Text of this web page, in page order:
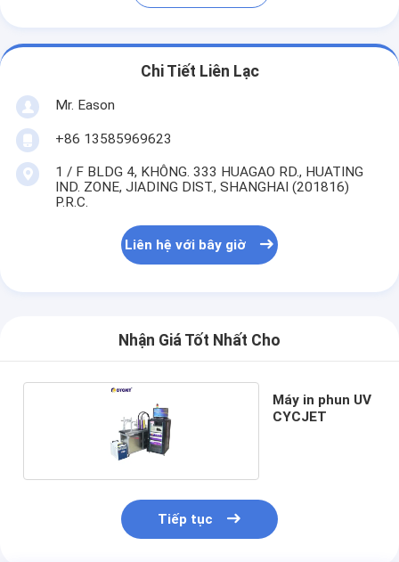
Chi Tiết Liên Lạc
Mr. Eason
+86 13585969623
1 / F BLDG 4, KHÔNG. 333 HUAGAO RD., HUATING
IND. ZONE, JIADING DIST., SHANGHAI (201816)
P.R.C.
Liên hệ với bây giờ
Nhận Giá Tốt Nhất Cho
Máy in phun UV
CYCJET
Tiếp tục